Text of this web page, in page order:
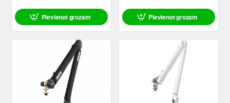
Pievienot grozam Pievienot grozam